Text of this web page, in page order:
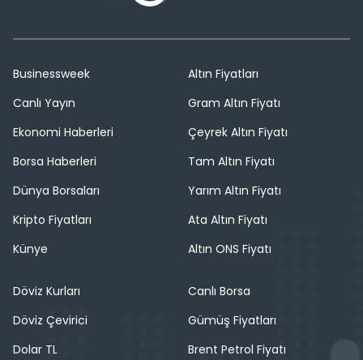
Businessweek
Canlı Yayın
Ekonomi Haberleri
Borsa Haberleri
Dünya Borsaları
Kripto Fiyatları
Künye
Altın Fiyatları
Gram Altın Fiyatı
Çeyrek Altın Fiyatı
Tam Altın Fiyatı
Yarım Altın Fiyatı
Ata Altın Fiyatı
Altın ONS Fiyatı
Döviz Kurları
Döviz Çevirici
Dolar TL
Canlı Borsa
Gümüş Fiyatları
Brent Petrol Fiyatı